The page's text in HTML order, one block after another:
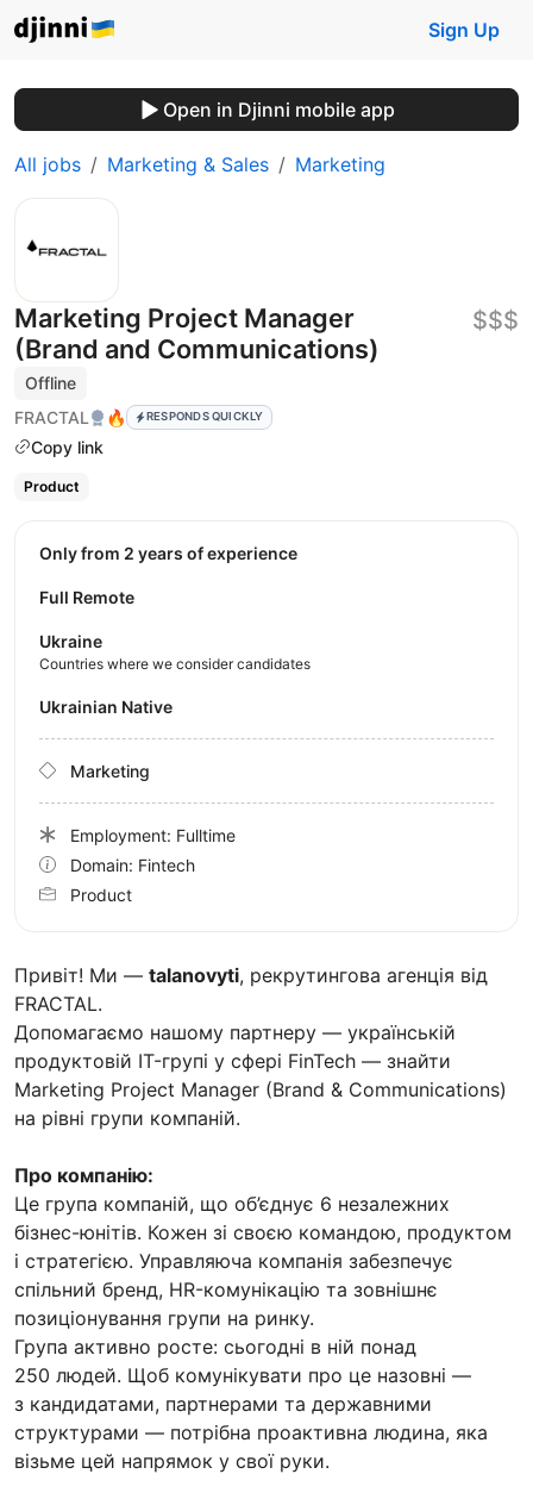
Sign Up
Open in Djinni mobile app
All jobs Marketing & Sales Marketing
Marketing Project Manager
(Brand and Communications)
Offline
FRACTAL
🔥 RESPONDS QUICKLY
Copy link
$$$
Product
Привіт! Ми — talanovyti, рекрутингова агенція від
FRACTAL.
Допомагаємо нашому партнеру — українській
продуктовій IT-групі у сфері FinTech — знайти
Marketing Project Manager (Brand & Communications)
на рівні групи компаній.
Про компанію:
Це група компаній, що об’єднує 6 незалежних
бізнес-юнітів. Кожен зі своєю командою, продуктом
і стратегією. Управляюча компанія забезпечує
спільний бренд, HR-комунікацію та зовнішнє
позиціонування групи на ринку.
Група активно росте: сьогодні в ній понад
250 людей. Щоб комунікувати про це назовні —
з кандидатами, партнерами та державними
структурами — потрібна проактивна людина, яка
візьме цей напрямок у свої руки.
Only from 2 years of experience
Full Remote
Ukraine
Countries where we consider candidates
Ukrainian Native
Marketing
Employment: Fulltime
Domain: Fintech
Product